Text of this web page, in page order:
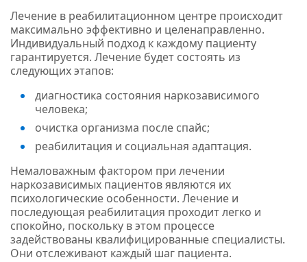
Лечение в реабилитационном центре происходит
максимально эффективно и целенаправленно.
Индивидуальный подход к каждому пациенту
гарантируется. Лечение будет состоять из
следующих этапов:
диагностика состояния наркозависимого
человека;
очистка организма после спайс;
реабилитация и социальная адаптация.
Немаловажным фактором при лечении
наркозависимых пациентов являются их
психологические особенности. Лечение и
последующая реабилитация проходит легко и
спокойно, поскольку в этом процессе
задействованы квалифицированные специалисты.
Они отслеживают каждый шаг пациента.